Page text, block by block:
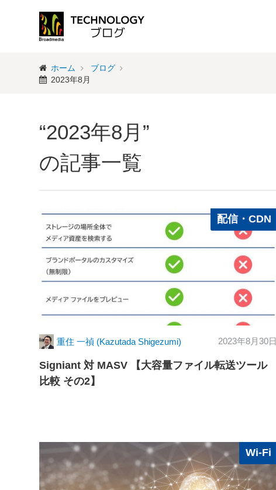
ホーム
ブログ
2023年8月
“2023年8月”
の記事一覧
配信・CDN
重住 一禎 (Kazutada Shigezumi) 2023年8月30日
Signiant 対 MASV 【大容量ファイル転送ツール
比較 その2】
Wi-Fi